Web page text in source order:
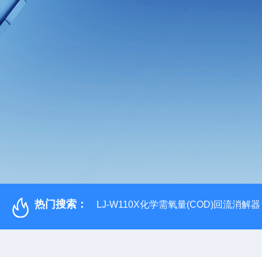
热门搜索： LJ-W110X化学需氧量(COD)回流消解器